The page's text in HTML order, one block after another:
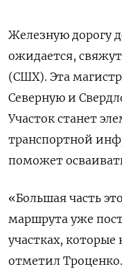
Железную дорогу
ожидается,
(СШХ). Эта
Северную и
Участок станет
транспортной
поможет
«Большая часть
маршрута уже
участках,
отметил Троценко.